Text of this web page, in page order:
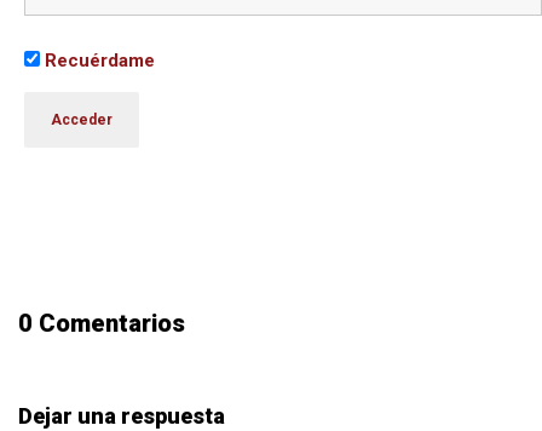
Recuérdame
0 Comentarios
Dejar una respuesta